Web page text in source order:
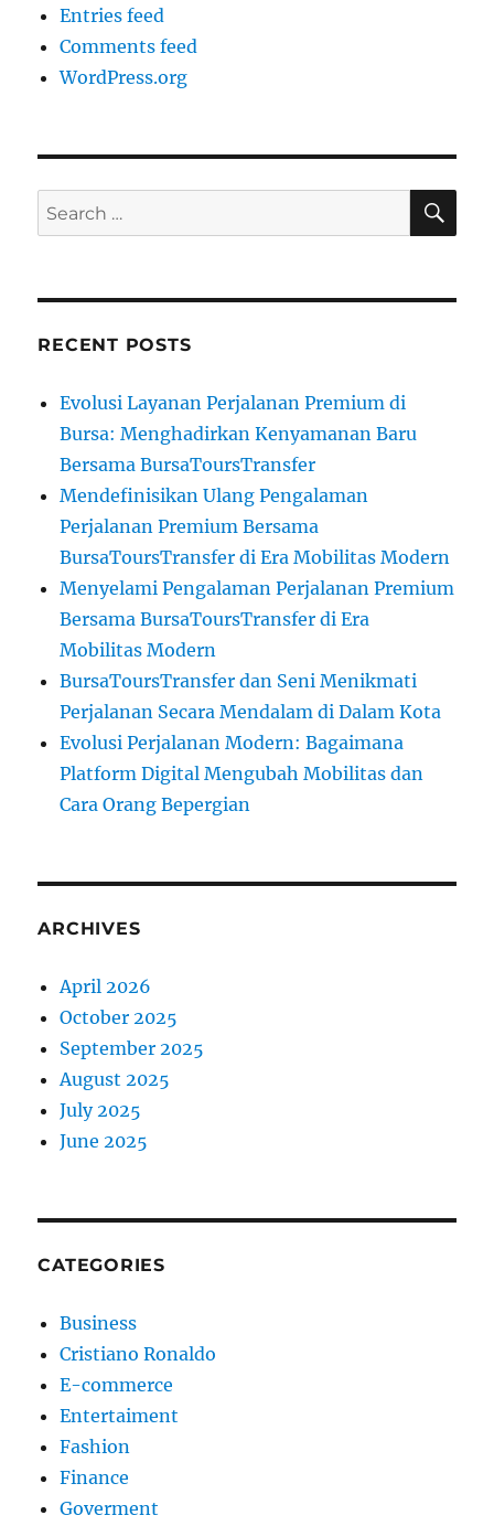
Entries feed
Comments feed
WordPress.org
Search
for:
RECENT POSTS
Evolusi Layanan Perjalanan Premium di
Bursa: Menghadirkan Kenyamanan Baru
Bersama BursaToursTransfer
Mendefinisikan Ulang Pengalaman
Perjalanan Premium Bersama
BursaToursTransfer di Era Mobilitas Modern
Menyelami Pengalaman Perjalanan Premium
Bersama BursaToursTransfer di Era
Mobilitas Modern
BursaToursTransfer dan Seni Menikmati
Perjalanan Secara Mendalam di Dalam Kota
Evolusi Perjalanan Modern: Bagaimana
Platform Digital Mengubah Mobilitas dan
Cara Orang Bepergian
ARCHIVES
April 2026
October 2025
September 2025
August 2025
July 2025
June 2025
CATEGORIES
Business
Cristiano Ronaldo
E-commerce
Entertaiment
Fashion
Finance
Goverment